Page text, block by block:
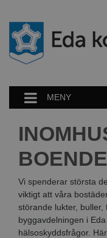
MENY
Vi spenderar största
viktigt att våra
störande lukter,
byggavdelningen i
hälsoskyddsfrågor.